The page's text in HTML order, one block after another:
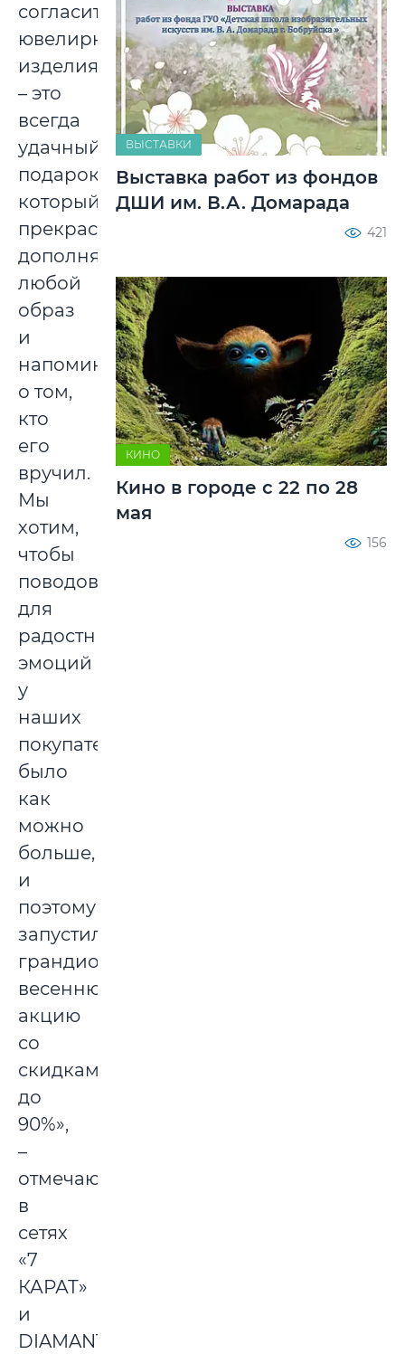
согласитесь,
ювелирные
изделия
– это
всегда
удачный
подарок,
который
прекрасно
дополняет
любой
образ
и
напоминает
о том,
кто
его
вручил.
Мы
хотим,
чтобы
поводов
для
радостных
эмоций
у
наших
покупателей
было
как
можно
больше,
и
поэтому
запустили
грандиозную
весеннюю
акцию
со
скидками
до
90%»,
–
отмечают
в
сетях
«7
КАРАТ»
и
DIAMANTE.
ВЫСТАВКИ
Выставка работ из фондов
ДШИ им. В.А. Домарада
421
КИНО
Кино в городе с 22 по 28
мая
156